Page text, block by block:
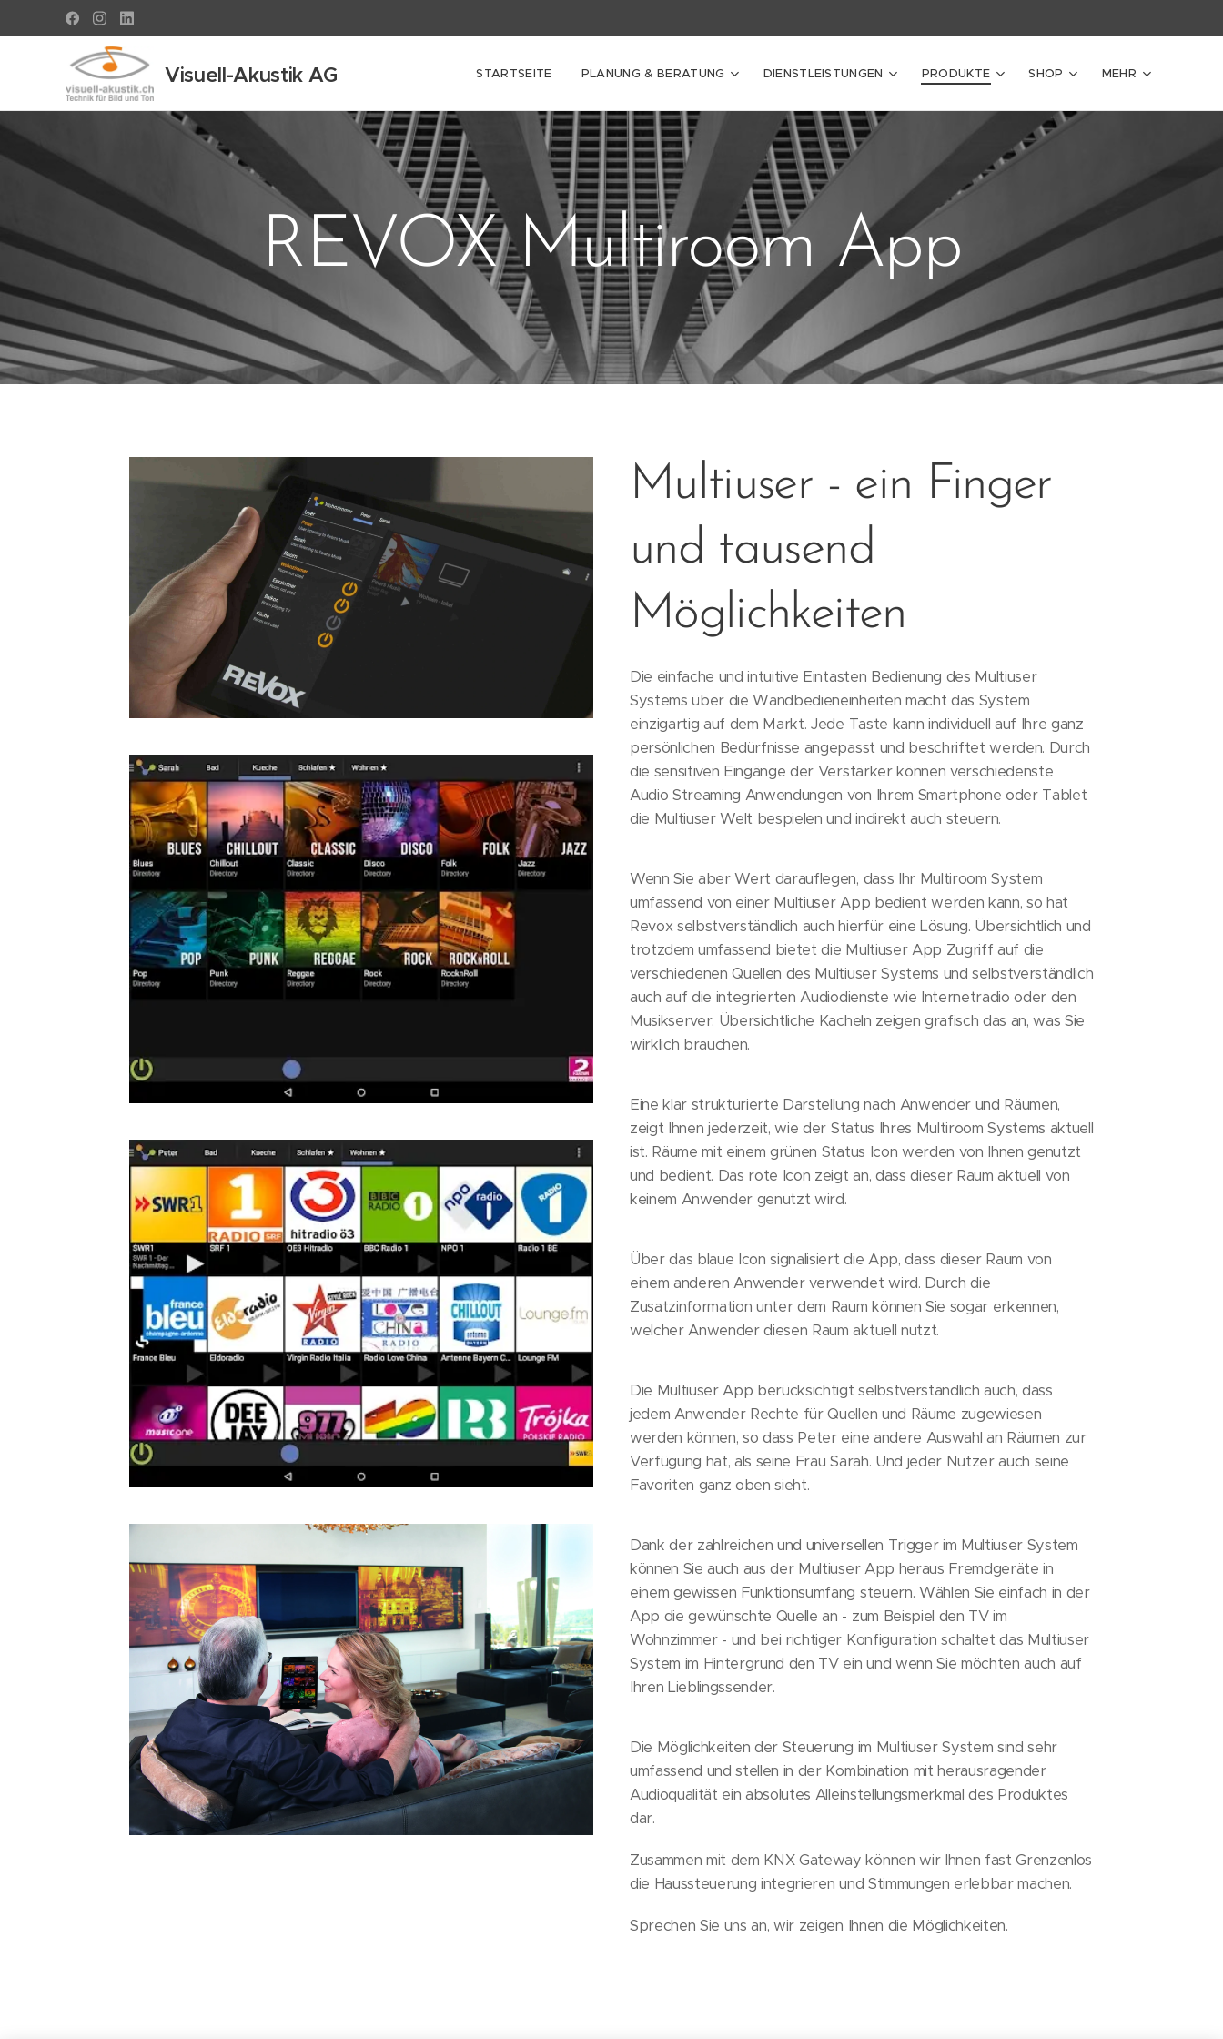
Visuell-Akustik AG STARTSEITE PLANUNG & BERATUNG DIENSTLEISTUNGEN PRODUKTE SHOP MEHR
REVOX Multiroom App
Multiuser - ein Finger
und tausend
Möglichkeiten
Die einfache und intuitive Eintasten Bedienung des Multiuser
Systems über die Wandbedieneinheiten macht das System
einzigartig auf dem Markt. Jede Taste kann individuell auf Ihre ganz
persönlichen Bedürfnisse angepasst und beschriftet werden. Durch
die sensitiven Eingänge der Verstärker können verschiedenste
Audio Streaming Anwendungen von Ihrem Smartphone oder Tablet
die Multiuser Welt bespielen und indirekt auch steuern.
Wenn Sie aber Wert darauflegen, dass Ihr Multiroom System
umfassend von einer Multiuser App bedient werden kann, so hat
Revox selbstverständlich auch hierfür eine Lösung. Übersichtlich und
trotzdem umfassend bietet die Multiuser App Zugriff auf die
verschiedenen Quellen des Multiuser Systems und selbstverständlich
auch auf die integrierten Audiodienste wie Internetradio oder den
Musikserver. Übersichtliche Kacheln zeigen grafisch das an, was Sie
wirklich brauchen.
Eine klar strukturierte Darstellung nach Anwender und Räumen,
zeigt Ihnen jederzeit, wie der Status Ihres Multiroom Systems aktuell
ist. Räume mit einem grünen Status Icon werden von Ihnen genutzt
und bedient. Das rote Icon zeigt an, dass dieser Raum aktuell von
keinem Anwender genutzt wird.
Über das blaue Icon signalisiert die App, dass dieser Raum von
einem anderen Anwender verwendet wird. Durch die
Zusatzinformation unter dem Raum können Sie sogar erkennen,
welcher Anwender diesen Raum aktuell nutzt.
Die Multiuser App berücksichtigt selbstverständlich auch, dass
jedem Anwender Rechte für Quellen und Räume zugewiesen
werden können, so dass Peter eine andere Auswahl an Räumen zur
Verfügung hat, als seine Frau Sarah. Und jeder Nutzer auch seine
Favoriten ganz oben sieht.
Dank der zahlreichen und universellen Trigger im Multiuser System
können Sie auch aus der Multiuser App heraus Fremdgeräte in
einem gewissen Funktionsumfang steuern. Wählen Sie einfach in der
App die gewünschte Quelle an - zum Beispiel den TV im
Wohnzimmer - und bei richtiger Konfiguration schaltet das Multiuser
System im Hintergrund den TV ein und wenn Sie möchten auch auf
Ihren Lieblingssender.
Die Möglichkeiten der Steuerung im Multiuser System sind sehr
umfassend und stellen in der Kombination mit herausragender
Audioqualität ein absolutes Alleinstellungsmerkmal des Produktes
dar.
Zusammen mit dem KNX Gateway können wir Ihnen fast Grenzenlos
die Haussteuerung integrieren und Stimmungen erlebbar machen.
Sprechen Sie uns an, wir zeigen Ihnen die Möglichkeiten.